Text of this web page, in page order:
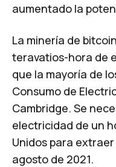
aumentado la
La minería de
teravatios-hora de
que la mayoría de
Consumo de
Cambridge. Se
electricidad de un
Unidos para
agosto de 2021.